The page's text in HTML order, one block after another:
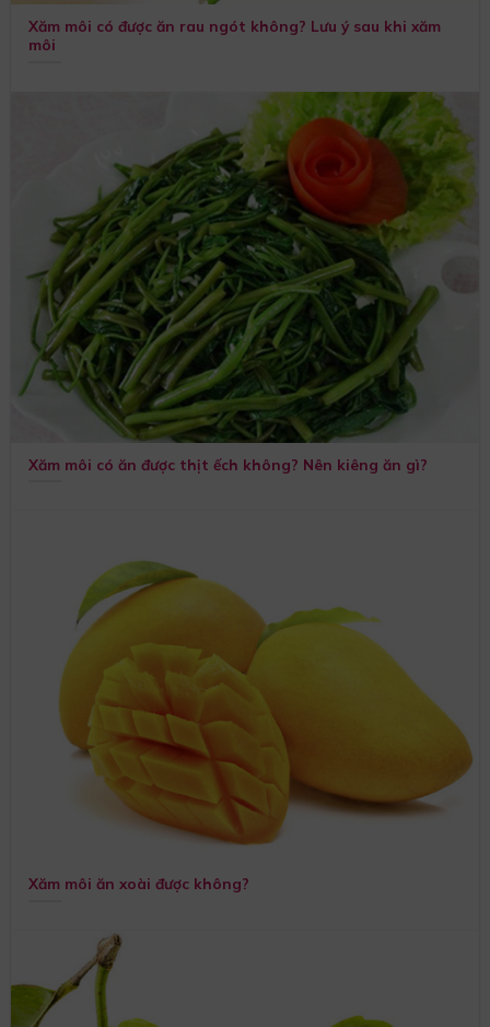
Xăm môi có được ăn rau ngót không? Lưu ý sau khi xăm
môi
Xăm môi có ăn được thịt ếch không? Nên kiêng ăn gì?
Xăm môi ăn xoài được không?